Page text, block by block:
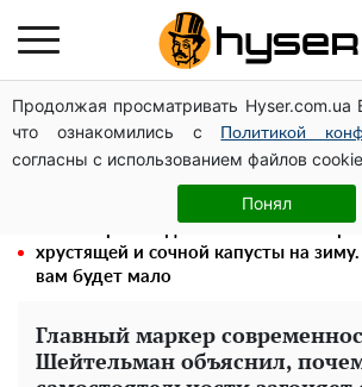
Продолжая просматривать Hyser.com.ua
что ознакомились с
Политикой
согласны с использованием файлов
Понял
Голая Елена Тополя в интересных
отвисать челюсти: слив видео – было
Елена Тополя слив видео – это
фронтмен "Антитела" Тарас Тополя
хрустящей и сочной капусты на
вам будет мало
Главный маркер
Шейтельман объяснил,